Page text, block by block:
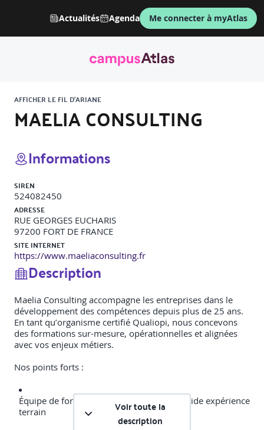
Actualités Agenda Me connecter à myAtlas
AFFICHER LE FIL D'ARIANE
MAELIA CONSULTING
Informations
SIREN
524082450
ADRESSE
RUE GEORGES EUCHARIS
97200 FORT DE FRANCE
SITE INTERNET
https://www.maeliaconsulting.fr
Description
Maelia Consulting accompagne les entreprises dans le
développement des compétences depuis plus de 25 ans.
En tant qu’organisme certifié Qualiopi, nous concevons
des formations sur-mesure, opérationnelles et alignées
avec vos enjeux métiers.
Nos points forts :
Équipe de formateurs seniors avec une solide expérience
terrain
Voir toute la
description